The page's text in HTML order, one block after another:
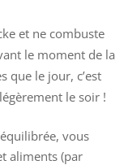
et ne combuste
le moment de la
que le jour, c’est
le soir !
vous
aliments (par